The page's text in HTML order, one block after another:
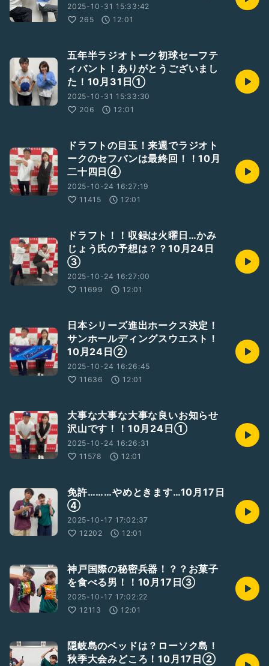
2025-10-31 15:33:42
265
12:01
五年半ラジオトーク初球セーフテ
ィバント！ありがとうございまし
た！10月31日①
2025-10-31 15:33:30
206
12:01
ドラフトの目玉！来週でラジオト
ークのセフバンは最終回！！10月
二十四日④
2025-10-24 16:27:19
11415
12:01
ドラフト！！収録は火曜日…かみ
じょう氏の予想は？？10月24日
③
2025-10-24 16:27:00
11699
12:01
日本シリーズ進出ホークス決定！
サンホールディングスウエスト！
10月24日②
2025-10-24 16:26:45
11636
12:01
大事な大事な大事な良いお知らせ
沢山です！！10月24日①
2025-10-24 16:26:31
11578
12:01
免許………やめときます…10月17日
④
2025-10-17 17:02:37
12202
12:01
神戸国際の秘密兵器！？？お菓子
を食べる男！！10月17日③
2025-10-17 17:02:22
12113
12:01
隠岐島のベッドは？ローソク島！
秋季大会みどころ！10月17日②